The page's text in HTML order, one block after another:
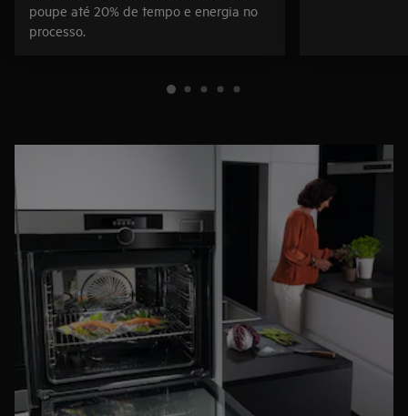
poupe até 20% de tempo e energia no
processo.